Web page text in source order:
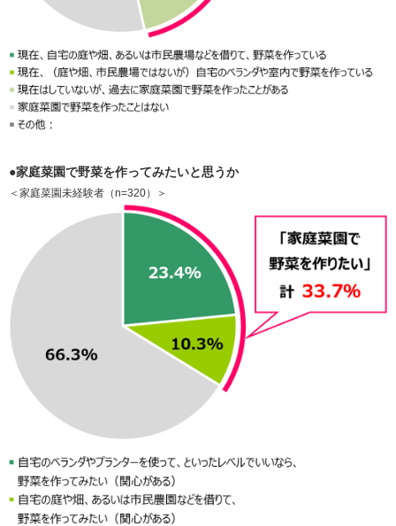
●家庭菜園で野菜を作ってみたいと思うか
＜家庭菜園未経験者（n=320）＞